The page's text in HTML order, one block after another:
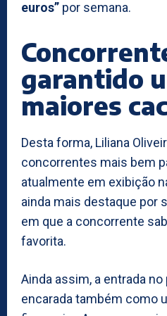
euros” por semana.
garantido
maiores
Desta forma, Liliana
concorrentes mais bem
atualmente em exibição
ainda mais destaque por
em que a concorrente
favorita.
Ainda assim, a entrada
encarada também como